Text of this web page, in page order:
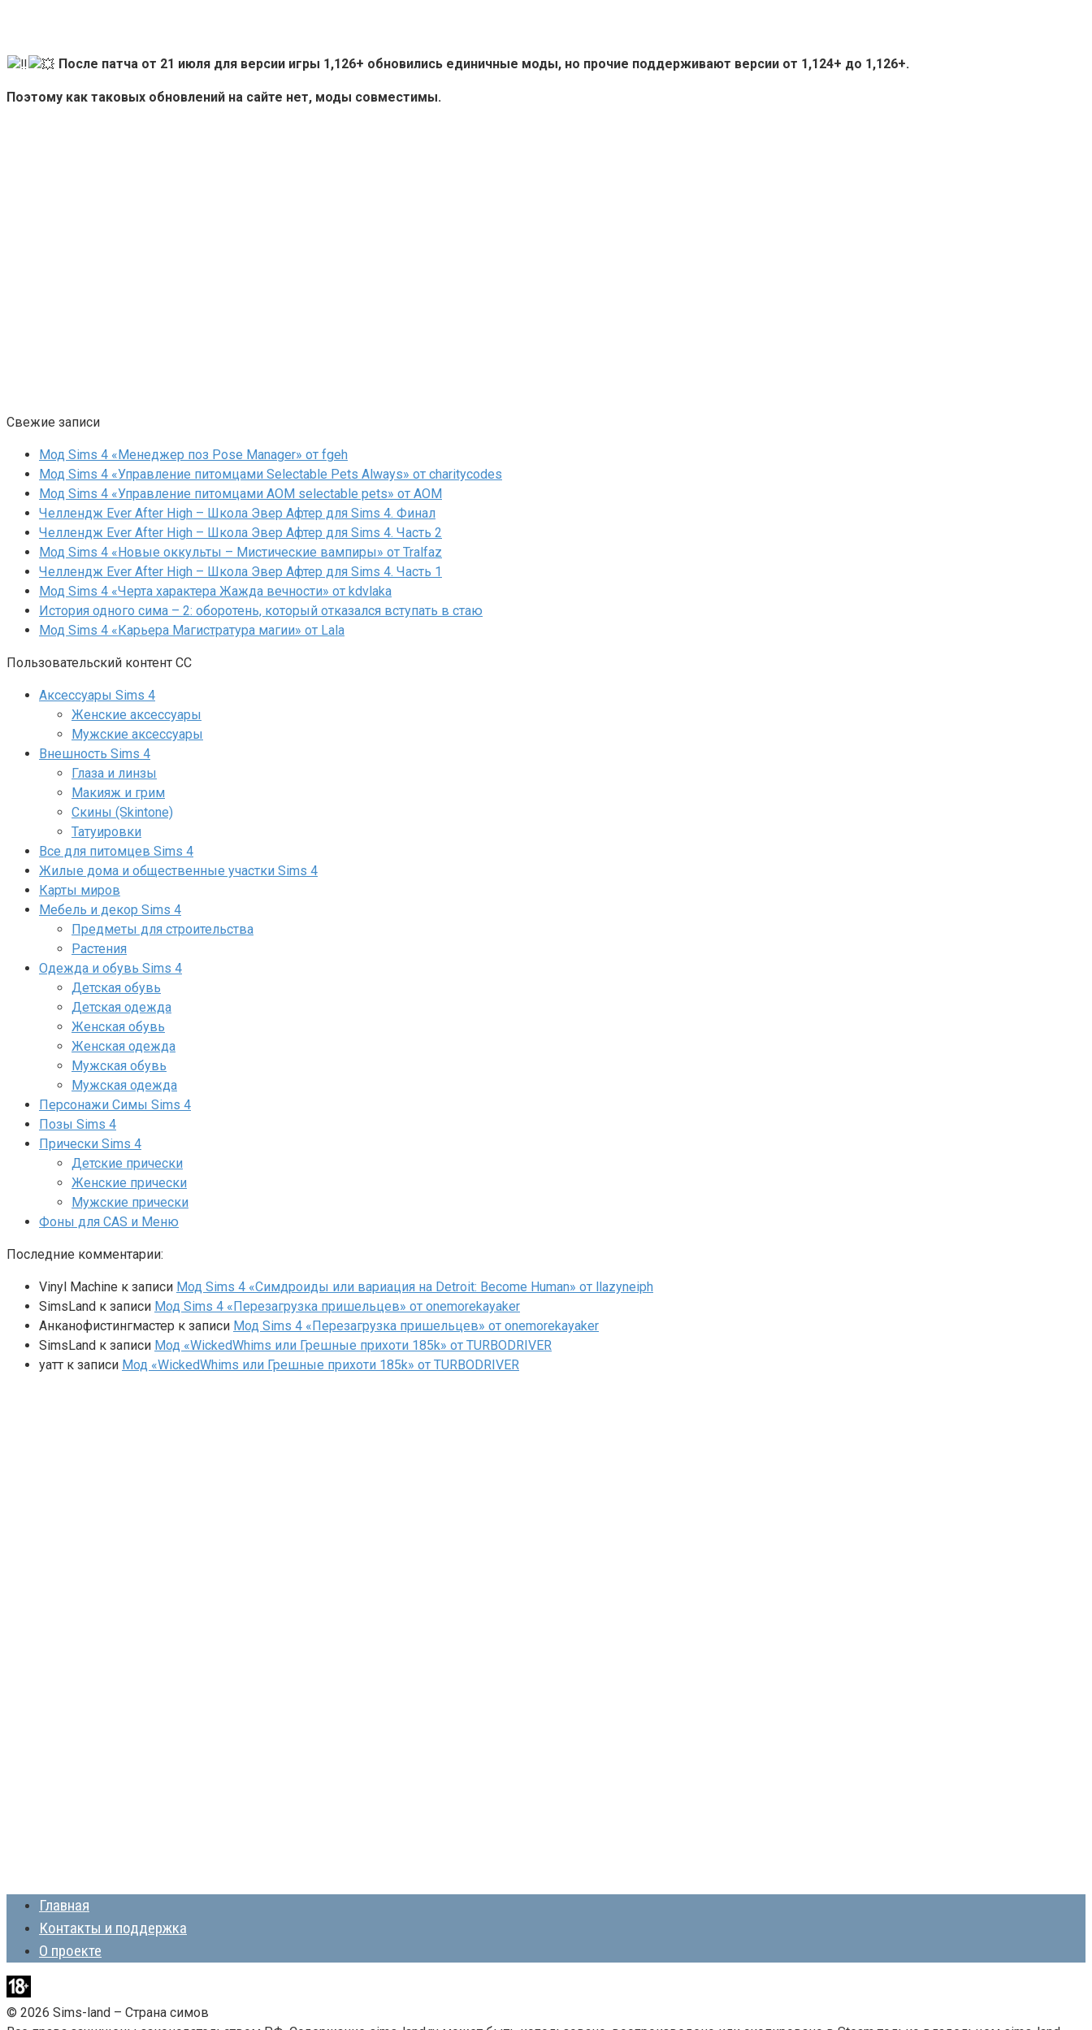
После патча от 21 июля для версии игры 1,126+ обновились единичные моды, но прочие поддерживают версии от 1,124+ до 1,126+.
Поэтому как таковых обновлений на сайте нет, моды совместимы.
Свежие записи
Мод Sims 4 «Менеджер поз Pose Manager» от fgeh
Мод Sims 4 «Управление питомцами Selectable Pets Always» от charitycodes
Мод Sims 4 «Управление питомцами AOM selectable pets» от AOM
Челлендж Ever After High – Школа Эвер Афтер для Sims 4. Финал
Челлендж Ever After High – Школа Эвер Афтер для Sims 4. Часть 2
Мод Sims 4 «Новые оккульты – Мистические вампиры» от Tralfaz
Челлендж Ever After High – Школа Эвер Афтер для Sims 4. Часть 1
Мод Sims 4 «Черта характера Жажда вечности» от kdvlaka
История одного сима – 2: оборотень, который отказался вступать в стаю
Мод Sims 4 «Карьера Магистратура магии» от Lala
Пользовательский контент СС
Аксессуары Sims 4
Женские аксессуары
Мужские аксессуары
Внешность Sims 4
Глаза и линзы
Макияж и грим
Скины (Skintone)
Татуировки
Все для питомцев Sims 4
Жилые дома и общественные участки Sims 4
Карты миров
Мебель и декор Sims 4
Предметы для строительства
Растения
Одежда и обувь Sims 4
Детская обувь
Детская одежда
Женская обувь
Женская одежда
Мужская обувь
Мужская одежда
Персонажи Симы Sims 4
Позы Sims 4
Прически Sims 4
Детские прически
Женские прически
Мужские прически
Фоны для CAS и Меню
Последние комментарии:
Vinyl Machine к записи Мод Sims 4 «Симдроиды или вариация на Detroit: Become Human» от llazyneiph
SimsLand к записи Мод Sims 4 «Перезагрузка пришельцев» от onemorekayaker
Анканофистингмастер к записи Мод Sims 4 «Перезагрузка пришельцев» от onemorekayaker
SimsLand к записи Мод «WickedWhims или Грешные прихоти 185k» от TURBODRIVER
yaтт к записи Мод «WickedWhims или Грешные прихоти 185k» от TURBODRIVER
Главная
Контакты и поддержка
О проекте
© 2026 Sims-land – Страна симов